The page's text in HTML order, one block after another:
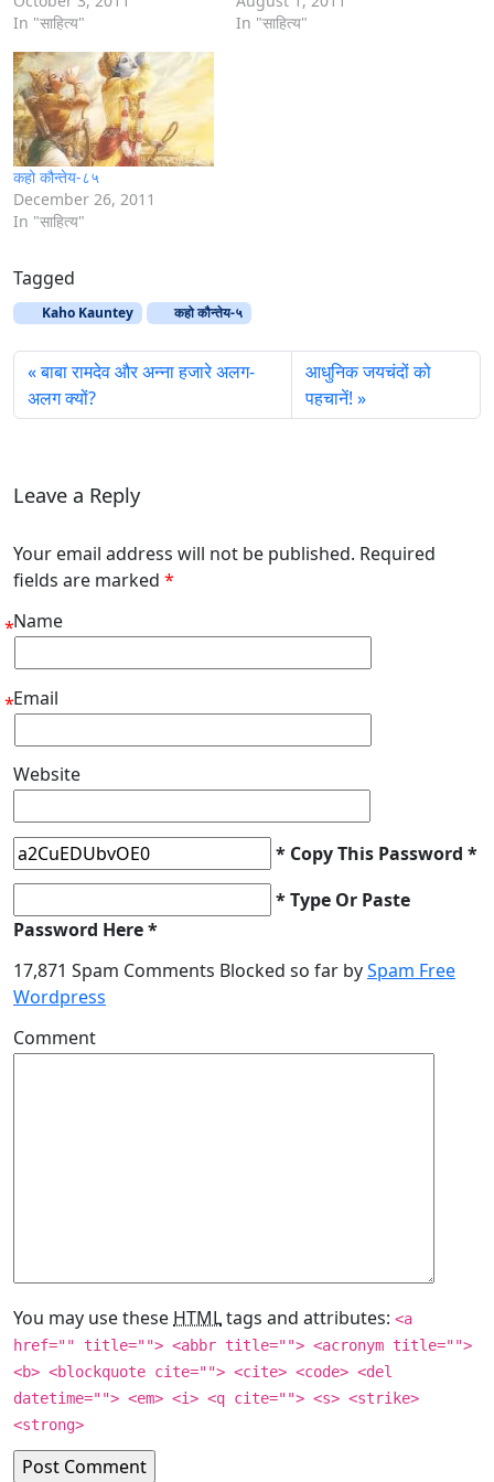
In "साहित्‍य"
In "साहित्‍य"
कहो कौन्तेय-८५
December 26, 2011
In "साहित्‍य"
Tagged
Kaho Kauntey कहो कौन्तेय-५
बाबा रामदेव और अन्ना हजारे अलग-
अलग क्यों?
आधुनिक जयचंदों को
पहचानें!
Leave a Reply
Your email address will not be published. Required
fields are marked *
Name
*
Email
*
Website
* Copy This Password *
* Type Or Paste
Password Here *
17,871 Spam Comments Blocked so far bySpam Free
Wordpress
Comment
You may use these HTMLtags and attributes: <a
href="" title=""> <abbr title=""> <acronym title="">
<b> <blockquote cite=""> <cite> <code> <del
datetime=""> <em> <i> <q cite=""> <s> <strike>
<strong>